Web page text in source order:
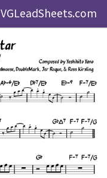
VGLeadSheets.com